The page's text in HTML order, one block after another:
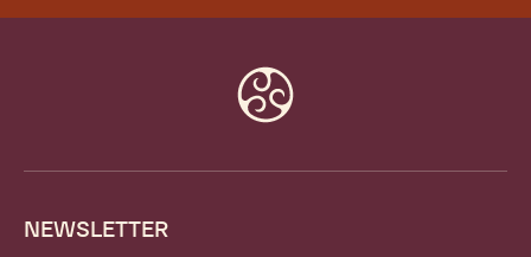
NEWSLETTER